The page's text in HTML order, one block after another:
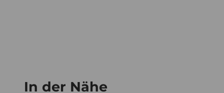
In der Nähe